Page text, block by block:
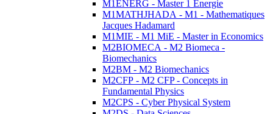
M1ENERG - Master 1 Énergie
M1MATHJHADA - M1 - Mathematiques
Jacques Hadamard
M1MIE - M1 MiE - Master in Economics
M2BIOMECA - M2 Biomeca -
Biomechanics
M2BM - M2 Biomechanics
M2CFP - M2 CFP - Concepts in
Fundamental Physics
M2CPS - Cyber Physical System